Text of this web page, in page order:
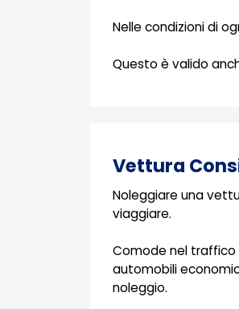
Nelle condizioni di
Questo è valido
Vettura
Noleggiare una
viaggiare.
Comode nel traffico
automobili
noleggio.